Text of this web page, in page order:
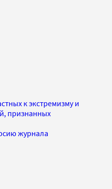
к экстремизму и
признанных
журнала